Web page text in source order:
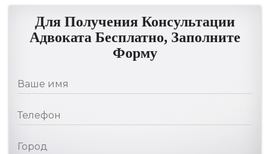
Для Получения Консультации
Адвоката Бесплатно, Заполните
Форму